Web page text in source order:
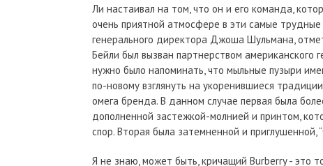
Ли настаивал на том, что он и его команда,
очень приятной атмосфере в эти самые трудные
генерального директора Джоша Шульмана,
Бейли был вызван партнерством американского
нужно было напоминать, что мыльные пузыри
по-новому взглянуть на укоренившиеся
омега бренда. В данном случае первая была
дополненной застежкой-молнией и принтом,
спор. Вторая была затемненной и приглушенной,
Я не знаю, может быть, кричащий Burberry - это